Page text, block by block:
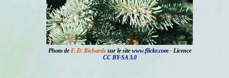
Photo de F. D. Richardssur le site www.flickr.com- Licence
CC BY-SA 3.0